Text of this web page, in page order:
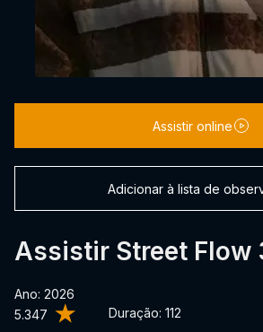
5.347 Duração: 112
Assistir Street Flow
Ano: 2026
Assistir online
Adicionar à lista de